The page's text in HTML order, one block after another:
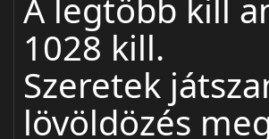
A legtöbb kill
1028 kill.
Szeretek
lövöldözés